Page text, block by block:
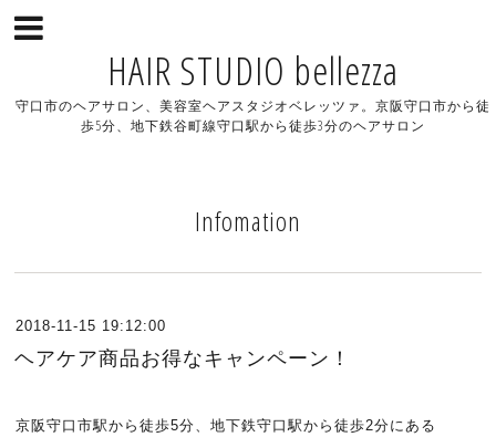
HAIR STUDIO bellezza
守口市のヘアサロン、美容室ヘアスタジオベレッツァ。京阪守口市から徒
歩5分、地下鉄谷町線守口駅から徒歩3分のヘアサロン
Infomation
2018-11-15 19:12:00
ヘアケア商品お得なキャンペーン！
京阪守口市駅から徒歩5分、地下鉄守口駅から徒歩2分にある